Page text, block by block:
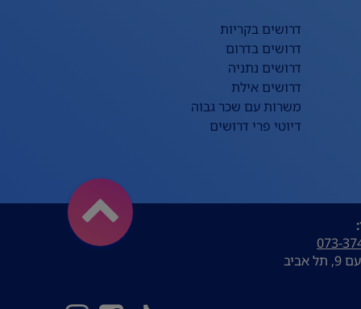
דרושים בקריות
דרושים בדרום
דרושים נתניה
דרושים אילת
משרות עם שכר גבוה
דיוטי פרי דרושים
073-